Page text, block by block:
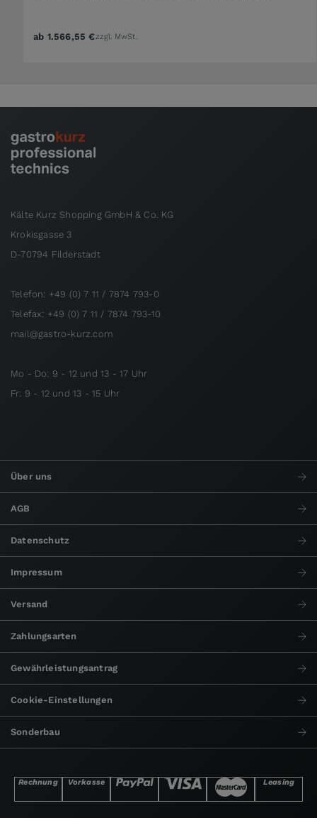
ab 1.566,55 €zzgl. MwSt.
Kälte Kurz Shopping GmbH & Co. KG
Krokisgasse 3
D-70794 Filderstadt
Telefon: +49 (0) 7 11 / 7874 793-0
Telefax: +49 (0) 7 11 / 7874 793-10
mail@gastro-kurz.com
Mo - Do: 9 - 12 und 13 - 17 Uhr
Fr: 9 - 12 und 13 - 15 Uhr
Über uns
AGB
Datenschutz
Impressum
Versand
Zahlungsarten
Gewährleistungsantrag
Cookie-Einstellungen
Sonderbau
Rechnung Vorkasse Leasing